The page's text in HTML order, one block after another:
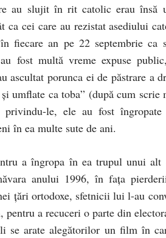
au slujit în rit catolic erau însă
cei care au rezistat asediului
fiecare an pe 22 septembrie ca
fost multă vreme expuse
ascultat porunca ei de păstrare a
umflate ca toba” (după cum scrie
le, ele au fost
în ea multe sute de ani.
a îngropa în ea trupul unui alt
anului 1996, în faţa
ţări ortodoxe, sfetnicii lui l-au
a recuceri o parte din
arate alegătorilor un film în